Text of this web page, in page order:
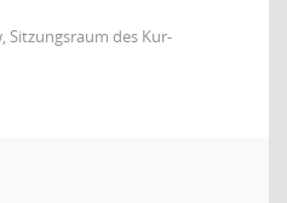
Sitzungsraum des Kur-